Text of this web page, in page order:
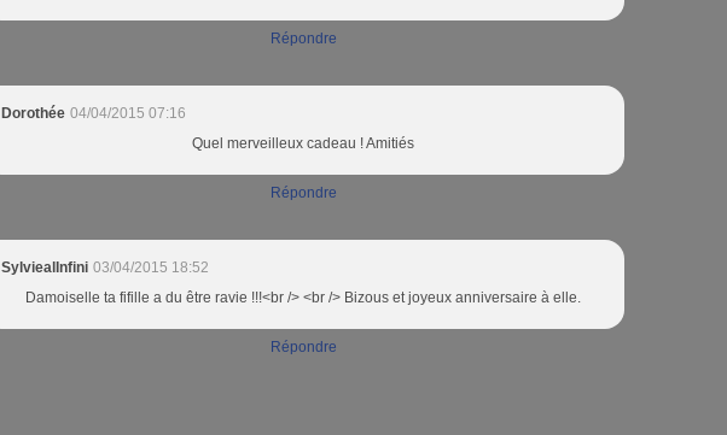
Répondre
Dorothée 04/04/2015 07:16
Quel merveilleux cadeau ! Amitiés
Répondre
SylviealInfini 03/04/2015 18:52
Damoiselle ta fifille a du être ravie !!!<br /> <br /> Bizous et joyeux anniversaire à elle.
Répondre